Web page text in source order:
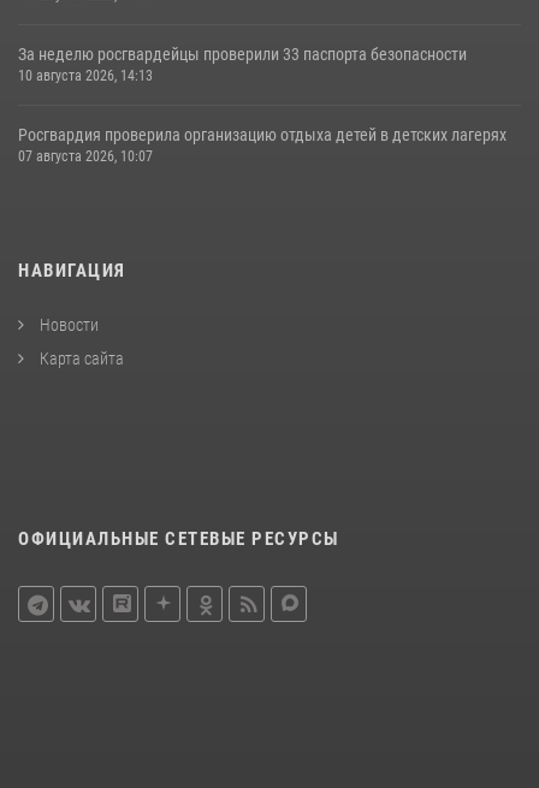
За неделю росгвардейцы проверили 33 паспорта безопасности
10 августа 2026, 14:13
Росгвардия проверила организацию отдыха детей в детских лагерях
07 августа 2026, 10:07
НАВИГАЦИЯ
Новости
Карта сайта
ОФИЦИАЛЬНЫЕ СЕТЕВЫЕ РЕСУРСЫ